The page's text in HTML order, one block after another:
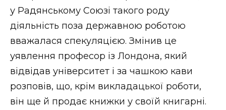
у Радянському Союзі такого роду
діяльність поза державною роботою
вважалася спекуляцією. Змінив це
уявлення професор із Лондона, який
відвідав університет і за чашкою кави
розповів, що, крім викладацької роботи,
він ще й продає книжки у своїй книгарні.